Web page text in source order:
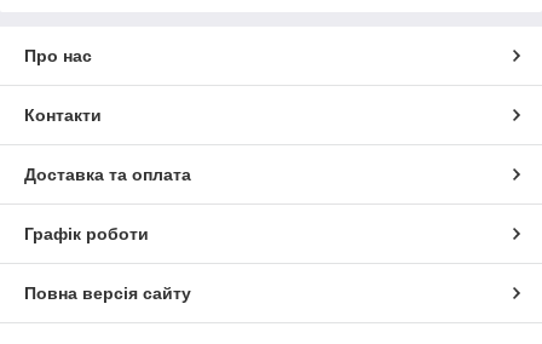
Про нас
Контакти
Доставка та оплата
Графік роботи
Повна версія сайту